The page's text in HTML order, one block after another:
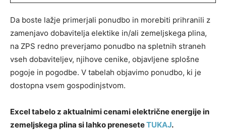
Da boste lažje primerjali ponudbo in morebiti prihranili z
zamenjavo dobavitelja elektike in/ali zemeljskega plina,
na ZPS redno preverjamo ponudbo na spletnih straneh
vseh dobaviteljev, njihove cenike, objavljene splošne
pogoje in pogodbe. V tabelah objavimo ponudbo, ki je
dostopna vsem gospodinjstvom.
Excel tabelo z aktualnimi cenami električne energije in
zemeljskega plina si lahko preneseteTUKAJ.